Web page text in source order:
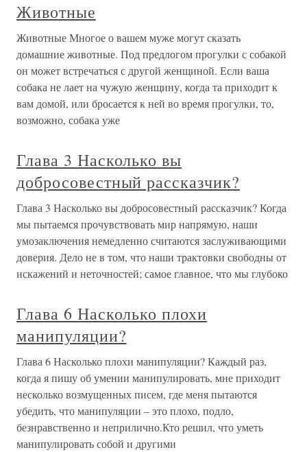
Животные
Животные Многое о вашем муже могут сказать
домашние животные. Под предлогом прогулки с собакой
он может встречаться с другой женщиной. Если ваша
собака не лает на чужую женщину, когда та приходит к
вам домой, или бросается к ней во время прогулки, то,
возможно, собака уже
Глава 3 Насколько вы
добросовестный рассказчик?
Глава 3 Насколько вы добросовестный рассказчик? Когда
мы пытаемся прочувствовать мир напрямую, наши
умозаключения немедленно считаются заслуживающими
доверия. Дело не в том, что наши трактовки свободны от
искажений и неточностей; самое главное, что мы глубоко
Глава 6 Насколько плохи
манипуляции?
Глава 6 Насколько плохи манипуляции? Каждый раз,
когда я пишу об умении манипулировать, мне приходит
несколько возмущенных писем, где меня пытаются
убедить, что манипуляции – это плохо, подло,
безнравственно и неприлично.Кто решил, что уметь
манипулировать собой и другими